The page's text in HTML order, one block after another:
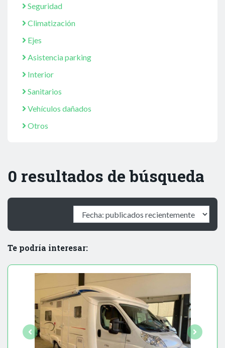
Seguridad
Climatización
Ejes
Asistencia parking
Interior
Sanitarios
Vehículos dañados
Otros
0 resultados de búsqueda
Te podría interesar: